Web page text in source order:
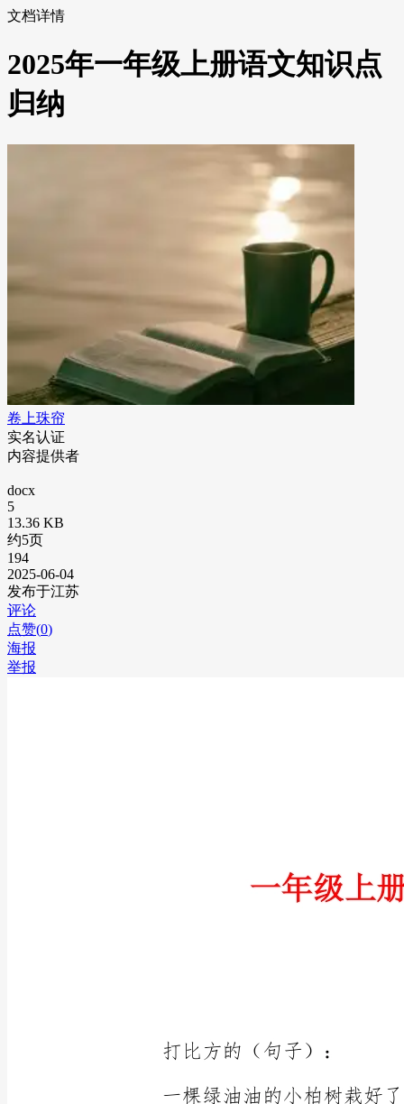
文档详情
2025年一年级上册语文知识点
归纳
卷上珠帘
实名认证
内容提供者
docx
5
13.36 KB
约5页
194
2025-06-04
发布于江苏
评论
点赞(0)
海报
举报